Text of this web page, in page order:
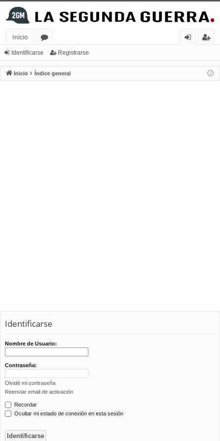
Inicio
or
os
nt
ifi
ist
ra
Identificarse Registrarse
Inicio Índice general
Identificarse
Nombre de Usuario:
Contraseña:
Olvidé mi contraseña
Reenviar email de activación
Recordar
Ocultar mi estado de conexión en esta sesión